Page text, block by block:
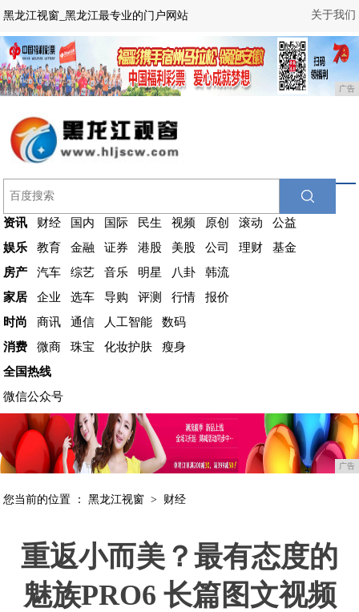
关于我们
黑龙江视窗_黑龙江最专业的门户网站
广告
资讯 财经 国内 国际 民生 视频 原创 滚动
公益
娱乐
教育 金融 证券 港股 美股 公司 理财
基金
房产
汽车 综艺 音乐 明星 八卦
韩流
家居
企业 选车 导购 评测 行情
报价
时尚
商讯 通信 人工智能
数码
消费
微商 珠宝 化妆护肤
瘦身
全国热线
微信公众号
广告
您当前的位置 ：黑龙江视窗 > 财经
重返小而美？最有态度的
魅族PRO6 长篇图文视频